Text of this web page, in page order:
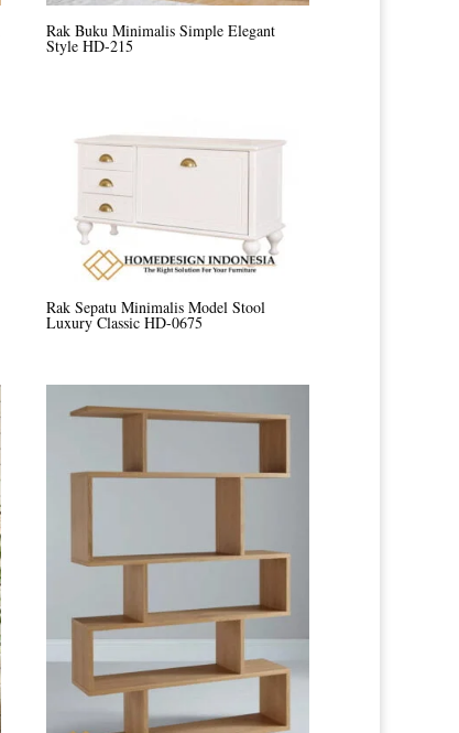
Rak Buku Minimalis Simple Elegant
Style HD-215
Rak Sepatu Minimalis Model Stool
Luxury Classic HD-0675